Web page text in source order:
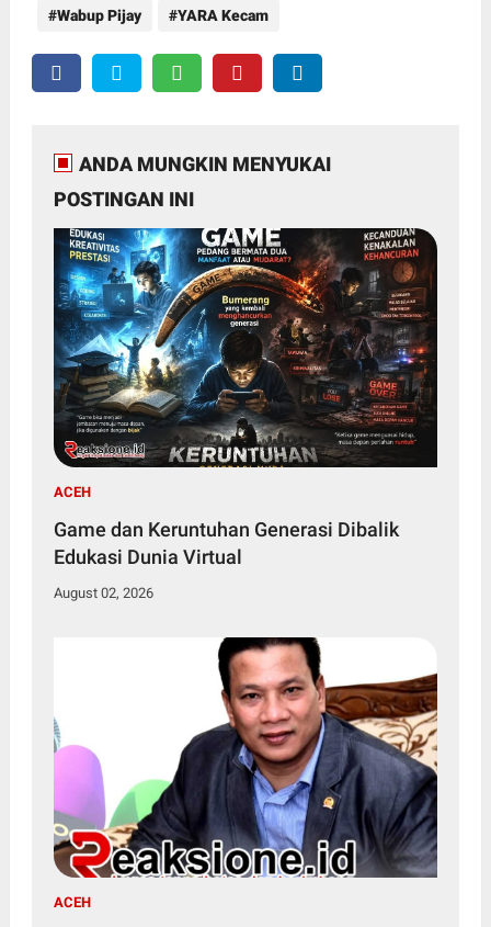
Wabup Pijay YARA Kecam
ANDA MUNGKIN MENYUKAI
POSTINGAN INI
ACEH
Game dan Keruntuhan Generasi Dibalik
Edukasi Dunia Virtual
August 02, 2026
ACEH